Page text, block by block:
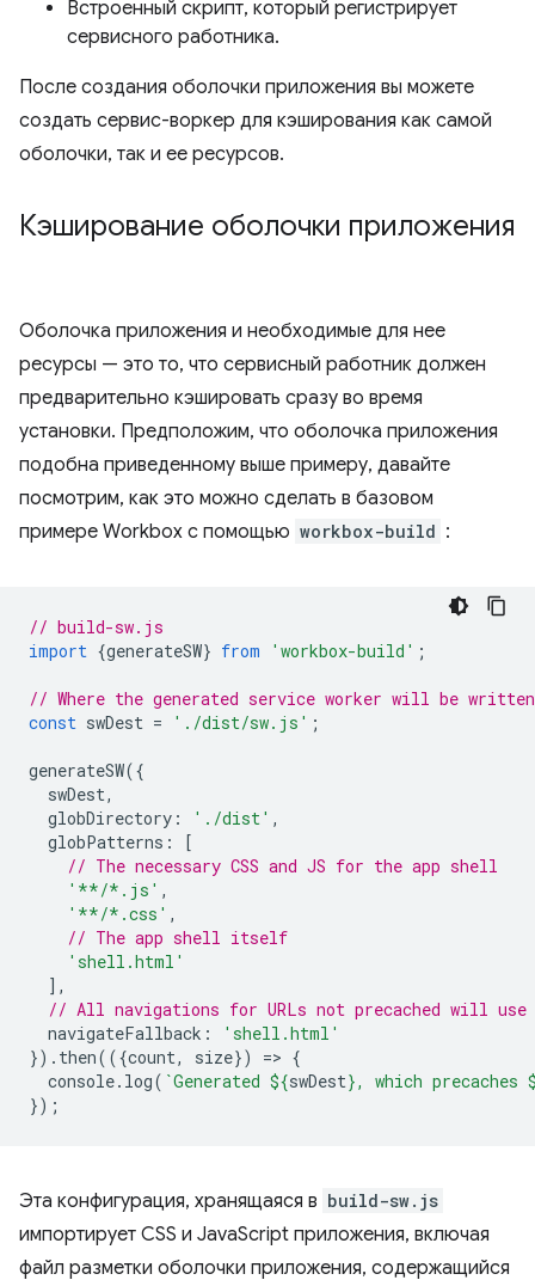
Встроенный скрипт, который регистрирует
сервисного работника.
После создания оболочки приложения вы можете
создать сервис-воркер для кэширования как самой
оболочки, так и ее ресурсов.
Кэширование оболочки приложения
Оболочка приложения и необходимые для нее
ресурсы — это то, что сервисный работник должен
предварительно кэшировать сразу во время
установки. Предположим, что оболочка приложения
подобна приведенному выше примеру, давайте
посмотрим, как это можно сделать в базовом
примере Workbox с помощью workbox-build :
// build-sw.js
import {generateSW} from 'workbox-build' ;
// Where the generated service worker will be
const swDest = './dist/sw.js' ;
generateSW({
swDest,
globDirectory : './dist' ,
globPatterns :
[
// The necessary CSS and JS for the app shell
'**/*.js' ,
'**/*.css' ,
// The app shell itself
'shell.html'
],
// All navigations for URLs not precached will use
navigateFallback :
'shell.html'
}). then(({count, size}) => {
console. log( `Generated ${swDest}, which precaches
});
Эта конфигурация, хранящаяся в build-sw.js
импортирует CSS и JavaScript приложения, включая
файл разметки оболочки приложения, содержащийся